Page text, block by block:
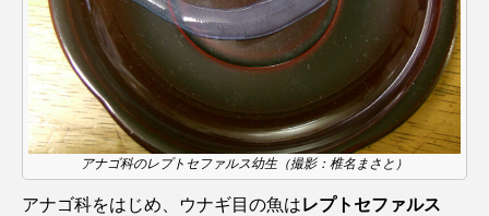
オショロコマ オスカー オタリア
オットセイ オニヒトデ オワンクラゲ
オーストラリア カイギュウ
カイロウドウケツ カイワリ
アナゴ科のレプトセファルス幼生（撮影：椎名まさと）
アナゴ科をはじめ、ウナギ目の魚はレプトセファルス